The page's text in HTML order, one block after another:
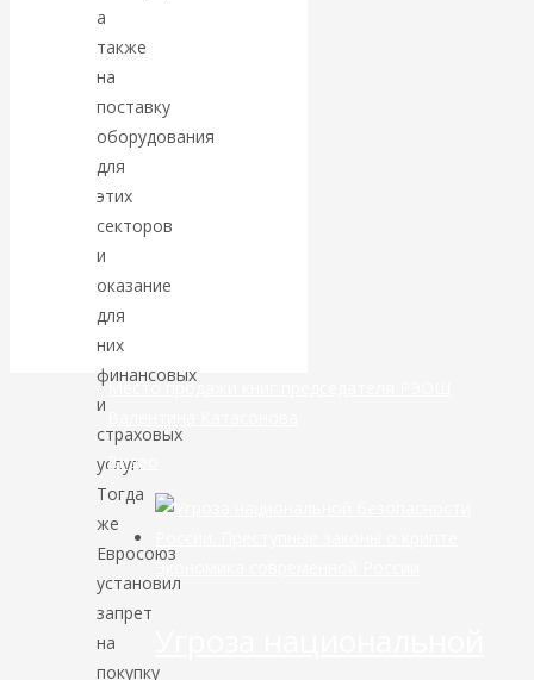
Катасонов
считает, что
кризис в
банковской
сфере России
уже начался
а
также
на
поставку
оборудования
для
этих
секторов
и
оказание
для
них
финансовых
и
страховых
услуг.
Тогда
же
Евросоюз
установил
запрет
на
покупку
Место продажи книг председателя РЭОШ
Видео
Экономика современной России